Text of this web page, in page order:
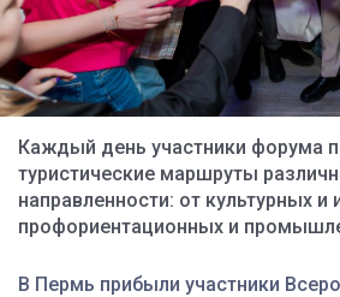
Каждый день участники форума
туристические маршруты
направленности: от культурных и
профориентационных и
В Пермь прибыли участники